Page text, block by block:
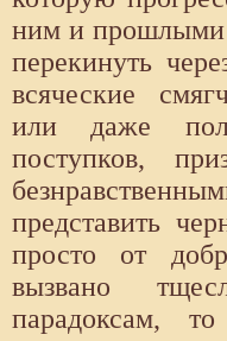
ним и прошлыми
перекинуть
всяческие
или даже
поступков,
представить
просто от
вызвано
парадоксам,